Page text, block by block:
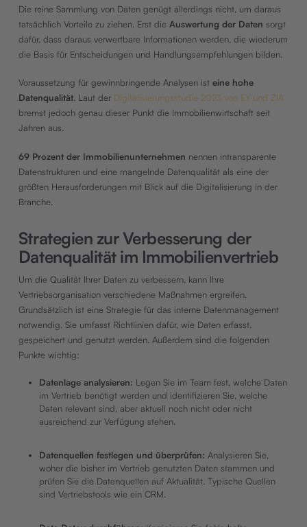
Die reine Sammlung von Daten genügt allerdings nicht, um daraus
tatsächlich Vorteile zu ziehen. Erst die Auswertung der Daten sorgt
dafür, dass daraus verwertbare Informationen werden, die wiederum
die Basis für Entscheidungen und Handlungsempfehlungen bilden.
Voraussetzung für gewinnbringende Analysen ist eine hohe
Datenqualität. Laut der Digitalisierungsstudie 2023 von EY und ZIA
bremst jedoch genau dieser Punkt die Immobilienwirtschaft seit
Jahren aus.
69 Prozent der Immobilienunternehmen nennen intransparente
Datenstrukturen und eine mangelnde Datenqualität als eine der
größten Herausforderungen mit Blick auf die Digitalisierung in der
Branche.
Strategien zur Verbesserung der
Datenqualität im Immobilienvertrieb
Um die Qualität Ihrer Daten zu verbessern, kann Ihre
Vertriebsorganisation verschiedene Maßnahmen ergreifen.
Grundsätzlich ist eine Strategie für das interne Datenmanagement
notwendig. Sie umfasst Richtlinien dafür, wie Daten erfasst,
gespeichert und genutzt werden. Außerdem sind die folgenden
Punkte wichtig:
Datenlage analysieren: Legen Sie im Team fest, welche Daten
im Vertrieb benötigt werden und identifizieren Sie, welche
Daten relevant sind, aber aktuell noch nicht oder nicht
ausreichend zur Verfügung stehen.
Datenquellen festlegen und überprüfen: Analysieren Sie,
woher die bisher im Vertrieb genutzten Daten stammen und
prüfen Sie die Datenquellen auf Aktualität. Typische Quellen
sind Vertriebstools wie ein CRM.